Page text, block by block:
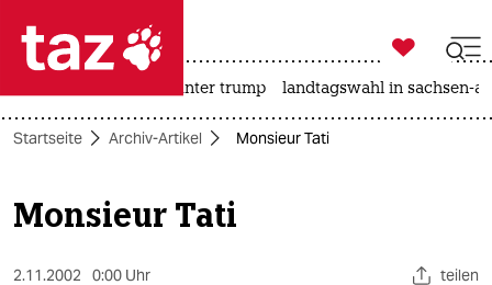
 taz zahl ich
taz zahl ich
themen

taz zahl ich
usa unter trump landtagswahl in sachsen-
Startseite Archiv-Artikel Monsieur Tati
Monsieur Tati
2.11.2002 0:00 Uhr teilen